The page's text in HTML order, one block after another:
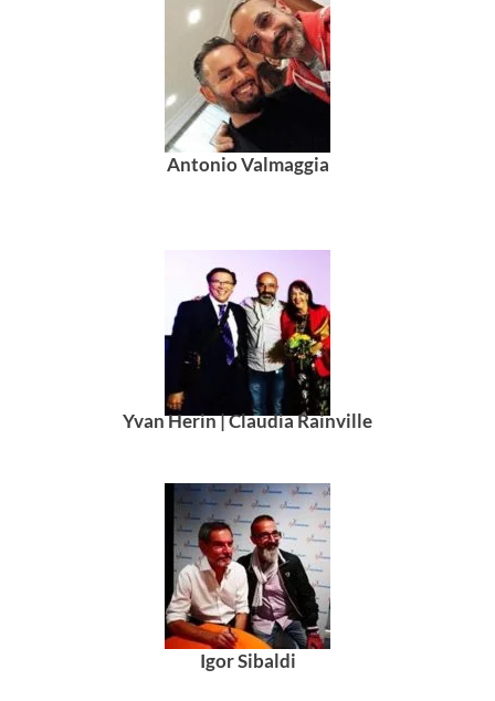
Antonio Valmaggia
Yvan Herin | Claudia Rainville
Igor Sibaldi